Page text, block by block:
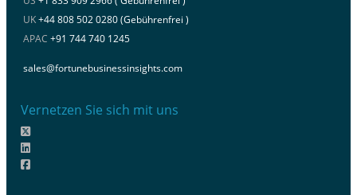
UK+44 808 502 0280 (Gebührenfrei )
APAC +91 744 740 1245
sales@fortunebusinessinsights.com
Vernetzen Sie sich mit uns